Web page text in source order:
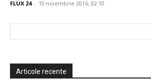
FLUX 24 - 10 noiembrie 2016, 02:10
Articole recente